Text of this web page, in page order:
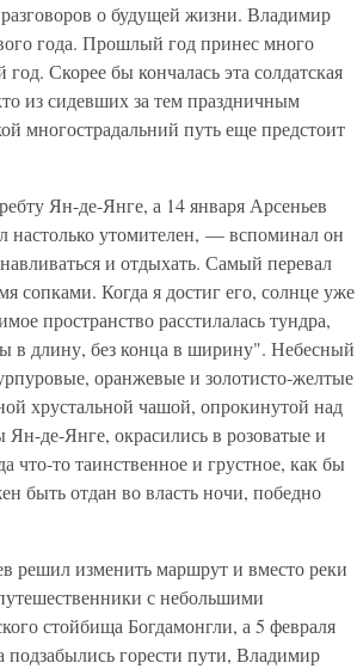
о будущей жизни. Владимир
года. Прошлый год принес много
Скорее бы кончалась эта солдатская
из сидевших за тем праздничным
многострадальний путь еще предстоит
Ян-де-Янге, а 14 января Арсеньев
настолько утомителен, — вспоминал он
и отдыхать. Самый перевал
сопками. Когда я достиг его, солнце уже
пространство расстилалась тундра,
в длину, без конца в ширину". Небесный
оранжевые и золотисто-желтые
хрустальной чашой, опрокинутой над
де-Янге, окрасились в розоватые и
что-то таинственное и грустное, как бы
быть отдан во власть ночи, победно
решил изменить маршрут и вместо реки
с небольшими
стойбища Богдамонгли, а 5 февраля
подзабылись горести пути, Владимир